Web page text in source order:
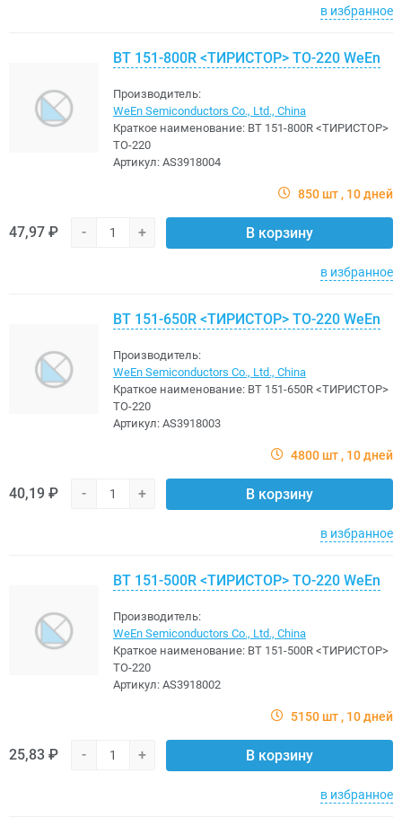
в избранное
BT 151-800R <TИРИСТОР> TO-220 WeEn
Производитель:
WeEn Semiconductors Co., Ltd., China
Краткое наименование: BT 151-800R <TИРИСТОР>
TO-220
Артикул: AS3918004
850 шт 10 дней
47,97 ₽ - + В корзину
в избранное
BT 151-650R <TИРИСТОР> TO-220 WeEn
Производитель:
WeEn Semiconductors Co., Ltd., China
Краткое наименование: BT 151-650R <TИРИСТОР>
TO-220
Артикул: AS3918003
4800 шт 10 дней
40,19 ₽ - + В корзину
в избранное
BT 151-500R <TИРИСТОР> TO-220 WeEn
Производитель:
WeEn Semiconductors Co., Ltd., China
Краткое наименование: BT 151-500R <TИРИСТОР>
TO-220
Артикул: AS3918002
5150 шт 10 дней
25,83 ₽ - + В корзину
в избранное